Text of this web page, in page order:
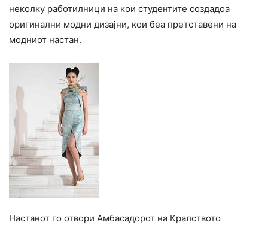
неколку работилници на кои студентите создадоа
оригинални модни дизајни, кои беа претставени на
модниот настан.
Настанот го отвори Амбасадорот на Кралството